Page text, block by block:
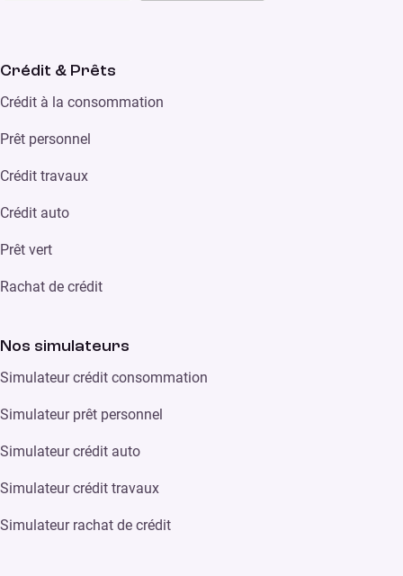
Crédit & Prêts
Crédit à la consommation
Prêt personnel
Crédit travaux
Crédit auto
Prêt vert
Rachat de crédit
Nos simulateurs
Simulateur crédit consommation
Simulateur prêt personnel
Simulateur crédit auto
Simulateur crédit travaux
Simulateur rachat de crédit